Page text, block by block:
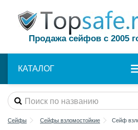
Продажа сейфов с 2005
КАТАЛОГ
Сейфы Сейфы взломостойкие Сейф